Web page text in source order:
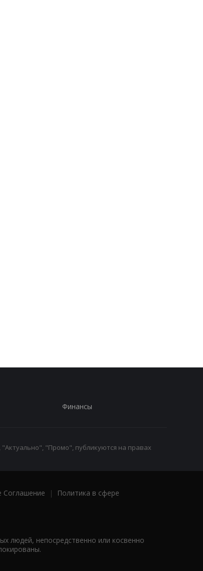
Финансы
"Промо", публикуются на правах
Соглашение |
Политика в сфере
людей, непосредственно или косвенно